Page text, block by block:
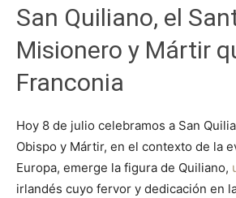
San Quiliano, el
Misionero y Mártir
Franconia
Hoy 8 de julio celebramos a San
Obispo y Mártir, en el contexto de la
Europa, emerge la figura de Quiliano,
irlandés cuyo fervor y dedicación en